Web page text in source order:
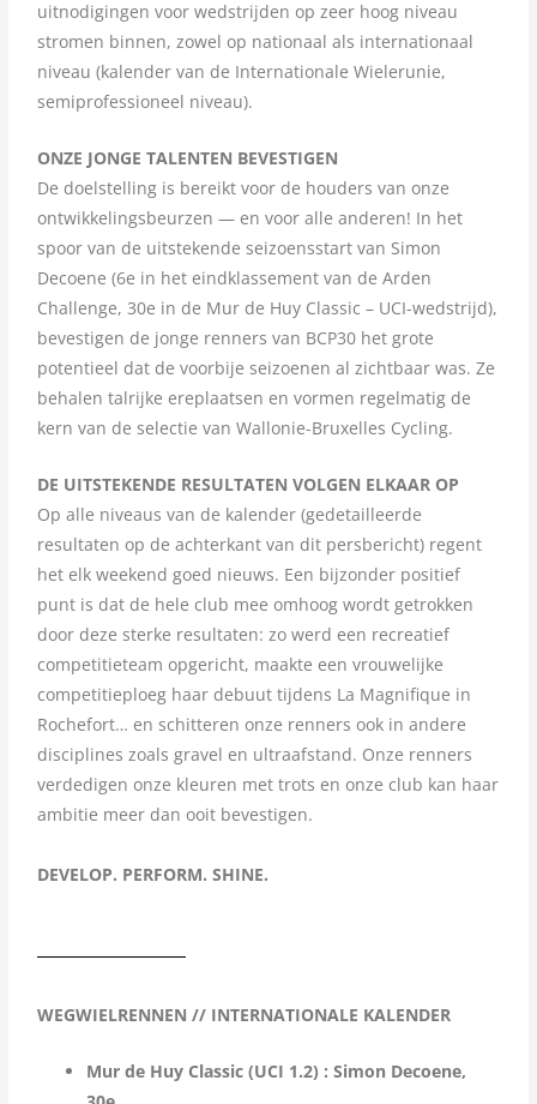
uitnodigingen voor wedstrijden op zeer hoog niveau
stromen binnen, zowel op nationaal als internationaal
niveau (kalender van de Internationale Wielerunie,
semiprofessioneel niveau).
ONZE JONGE TALENTEN BEVESTIGEN
De doelstelling is bereikt voor de houders van onze
ontwikkelingsbeurzen — en voor alle anderen! In het
spoor van de uitstekende seizoensstart van Simon
Decoene (6e in het eindklassement van de Arden
Challenge, 30e in de Mur de Huy Classic – UCI-wedstrijd),
bevestigen de jonge renners van BCP30 het grote
potentieel dat de voorbije seizoenen al zichtbaar was. Ze
behalen talrijke ereplaatsen en vormen regelmatig de
kern van de selectie van Wallonie-Bruxelles Cycling.
DE UITSTEKENDE RESULTATEN VOLGEN ELKAAR OP
Op alle niveaus van de kalender (gedetailleerde
resultaten op de achterkant van dit persbericht) regent
het elk weekend goed nieuws. Een bijzonder positief
punt is dat de hele club mee omhoog wordt getrokken
door deze sterke resultaten: zo werd een recreatief
competitieteam opgericht, maakte een vrouwelijke
competitieploeg haar debuut tijdens La Magnifique in
Rochefort… en schitteren onze renners ook in andere
disciplines zoals gravel en ultraafstand. Onze renners
verdedigen onze kleuren met trots en onze club kan haar
ambitie meer dan ooit bevestigen.
DEVELOP. PERFORM. SHINE.
WEGWIELRENNEN // INTERNATIONALE KALENDER
Mur de Huy Classic (UCI 1.2) : Simon Decoene,